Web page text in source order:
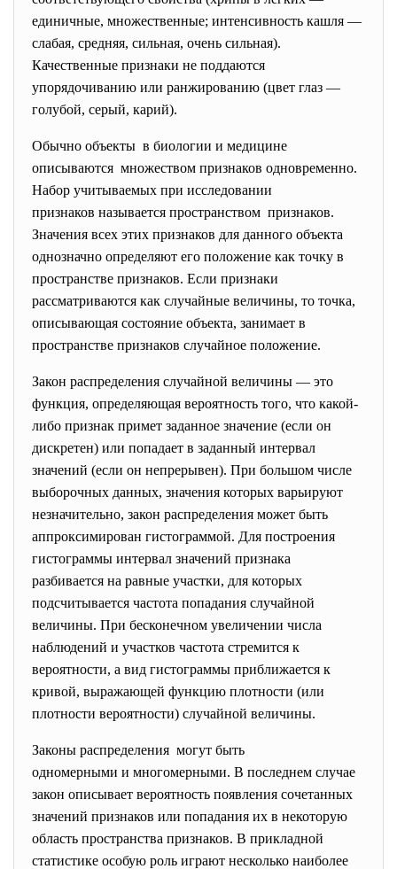
единичные, множественные; интенсивность кашля —
слабая, средняя, сильная, очень сильная).
Качественные признаки не поддаются
упорядочиванию или ранжированию (цвет глаз —
голубой, серый, карий).
Обычно объекты в биологии и медицине
описываются множеством признаков одновременно.
Набор учитываемых при исследовании
признаков называется пространством признаков.
Значения всех этих признаков для данного объекта
однозначно определяют его положение как точку в
пространстве признаков. Если признаки
рассматриваются как случайные величины, то точка,
описывающая состояние объекта, занимает в
пространстве признаков случайное положение.
Закон распределения случайной величины — это
функция, определяющая вероятность того, что какой-
либо признак примет заданное значение (если он
дискретен) или попадает в заданный интервал
значений (если он непрерывен). При большом числе
выборочных данных, значения которых варьируют
незначительно, закон распределения может быть
аппроксимирован гистограммой. Для построения
гистограммы интервал значений признака
разбивается на равные участки, для которых
подсчитывается частота попадания случайной
величины. При бесконечном увеличении числа
наблюдений и участков частота стремится к
вероятности, а вид гистограммы приближается к
кривой, выражающей функцию плотности (или
плотности вероятности) случайной величины.
Законы распределения могут быть
одномерными и многомерными. В последнем случае
закон описывает вероятность появления сочетанных
значений признаков или попадания их в некоторую
область пространства признаков. В прикладной
статистике особую роль играют несколько наиболее